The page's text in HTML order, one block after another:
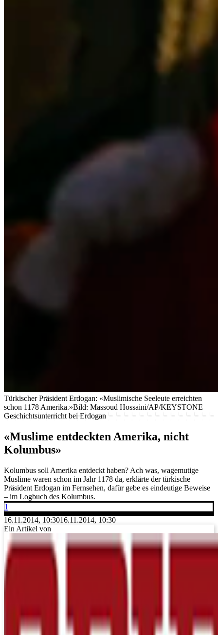
Türkischer Präsident Erdogan: «Muslimische Seeleute erreichten
schon 1178 Amerika.»Bild: Massoud Hossaini/AP/KEYSTONE
Geschichtsunterricht bei Erdogan
«Muslime entdeckten Amerika, nicht
Kolumbus»
Kolumbus soll Amerika entdeckt haben? Ach was, wagemutige
Muslime waren schon im Jahr 1178 da, erklärte der türkische
Präsident Erdogan im Fernsehen, dafür gebe es eindeutige Beweise
– im Logbuch des Kolumbus.
1
16.11.2014, 10:3016.11.2014, 10:30
Ein Artikel von